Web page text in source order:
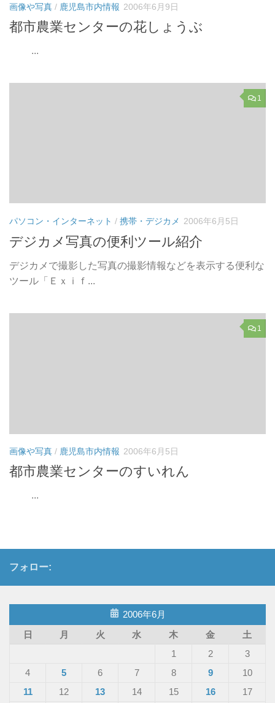
画像や写真 / 鹿児島市内情報 2006年6月9日
都市農業センターの花しょうぶ
...
1
パソコン・インターネット / 携帯・デジカメ 2006年6月5日
デジカメ写真の便利ツール紹介
デジカメで撮影した写真の撮影情報などを表示する便利な
ツール「Ｅｘｉｆ...
1
画像や写真 / 鹿児島市内情報 2006年6月5日
都市農業センターのすいれん
...
フォロー:
2006年6月
日
月 火 水 木 金
土
1
2
3
4
5 6 7 8 9
10
11
12 13 14 15 16 17